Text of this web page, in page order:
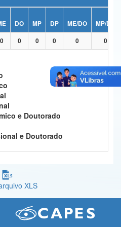
e Comunicações
Humanos
DO MP DP ME/DO
MP/DP
0 0 0 0 0 0
e Doutorado
e Doutorado
XLS